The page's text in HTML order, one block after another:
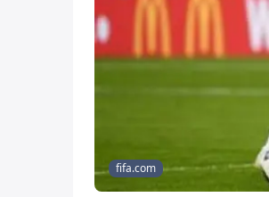
fifa.com